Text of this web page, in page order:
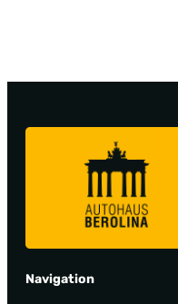
Navigation